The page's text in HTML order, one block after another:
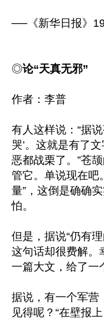
──《新华日报》
◎论“天真无邪”
作者：李普
有人这样说：“据
哭’。这就是有了
恶都战栗了。”苍
管它。单说现在吧
量”，这倒是确确
怕。
但是，据说“仍有
这句话却很费解。
一篇大文，给了一
据说，有一个军营
见得呢？“在壁报